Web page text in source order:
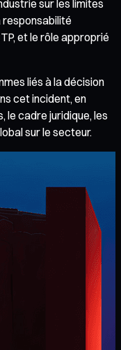
sur les limites
responsabilité
et le rôle approprié
liés à la décision
cet incident, en
le cadre juridique, les
sur le secteur.